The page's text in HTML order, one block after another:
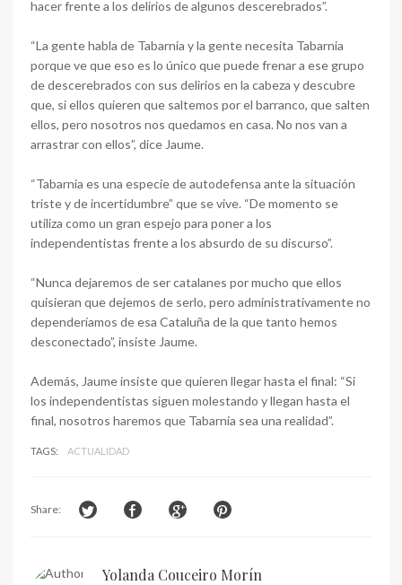
hacer frente a los delirios de algunos descerebrados”.
“La gente habla de Tabarnia y la gente necesita Tabarnia
porque ve que eso es lo único que puede frenar a ese grupo
de descerebrados con sus delirios en la cabeza y descubre
que, si ellos quieren que saltemos por el barranco, que salten
ellos, pero nosotros nos quedamos en casa. No nos van a
arrastrar con ellos”, dice Jaume.
“Tabarnia es una especie de autodefensa ante la situación
triste y de incertidumbre” que se vive. “De momento se
utiliza como un gran espejo para poner a los
independentistas frente a los absurdo de su discurso”.
“Nunca dejaremos de ser catalanes por mucho que ellos
quisieran que dejemos de serlo, pero administrativamente no
dependeríamos de esa Cataluña de la que tanto hemos
desconectado”, insiste Jaume.
Además, Jaume insiste que quieren llegar hasta el final: “Si
los independentistas siguen molestando y llegan hasta el
final, nosotros haremos que Tabarnia sea una realidad”.
TAGS: ACTUALIDAD
Share:
Yolanda Couceiro Morín